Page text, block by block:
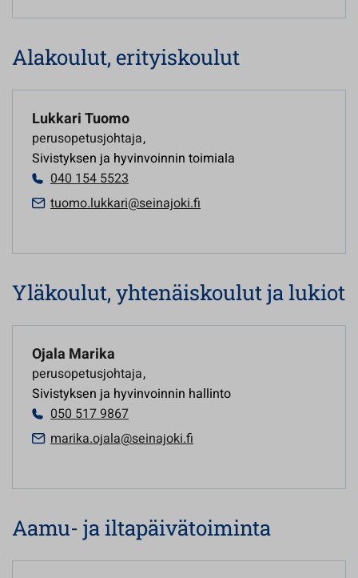
Alakoulut, erityiskoulut
Lukkari Tuomo
perusopetusjohtaja,
Sivistyksen ja hyvinvoinnin toimiala
040 154 5523
tuomo.lukkari@seinajoki.fi
Yläkoulut, yhtenäiskoulut ja lukiot
Ojala Marika
perusopetusjohtaja,
Sivistyksen ja hyvinvoinnin hallinto
050 517 9867
marika.ojala@seinajoki.fi
Aamu- ja iltapäivätoiminta